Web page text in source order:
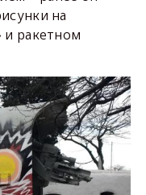
на
и ракетном